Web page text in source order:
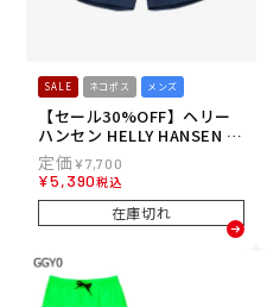
SALE ネコポス メンズ
【セール30%OFF】ヘリー
ハンセン HELLY HANSEN メ
ンズ ソリッドウォーターシ
ョーツウィズインナー ボー
ドショーツ トランクス HH7
2630-ON 26SS 春夏
¥7,700
¥5,390税込
在庫切れ